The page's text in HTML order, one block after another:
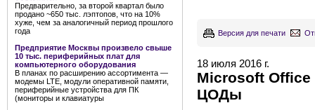
Предварительно, за второй квартал было
продано ~650 тыс. лэптопов, что на 10%
хуже, чем за аналогичный период прошлого
года
Предприятие Москвы произвело свыше
10 тыс. периферийных плат для
компьютерного оборудования
В планах по расширению ассортимента —
модемы LTE, модули оперативной памяти,
периферийные устройства для ПК
(мониторы и клавиатуры
Версия для печати
18 июля 2016 г.
Microsoft Office
ЦОДы